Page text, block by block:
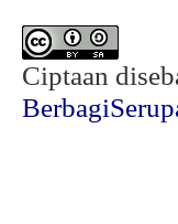
Ciptaan